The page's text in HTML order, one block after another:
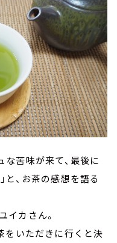
な苦味が来て、最後に
と、お茶の感想を語る
イカさん。
をいただきに行くと決